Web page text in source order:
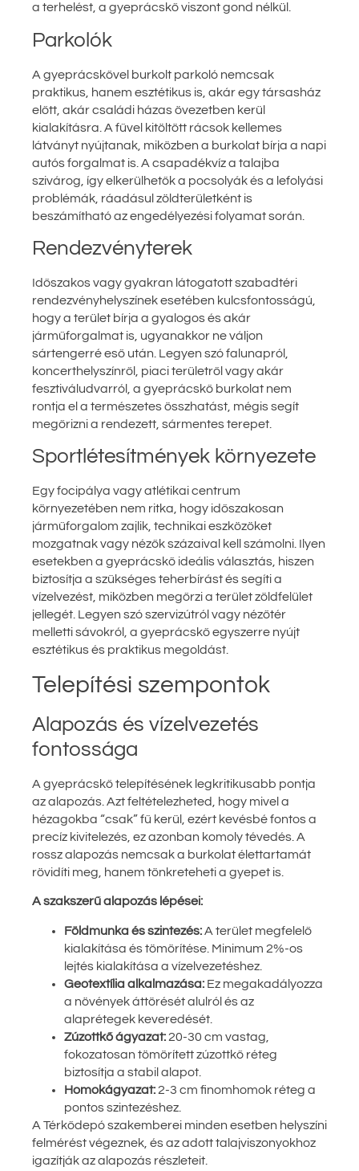
a terhelést, a gyeprácskő viszont gond nélkül.
Parkolók
A gyeprácskővel burkolt parkoló nemcsak
praktikus, hanem esztétikus is, akár egy társasház
előtt, akár családi házas övezetben kerül
kialakításra. A fűvel kitöltött rácsok kellemes
látványt nyújtanak, miközben a burkolat bírja a napi
autós forgalmat is. A csapadékvíz a talajba
szivárog, így elkerülhetők a pocsolyák és a lefolyási
problémák, ráadásul zöldterületként is
beszámítható az engedélyezési folyamat során.
Rendezvényterek
Időszakos vagy gyakran látogatott szabadtéri
rendezvényhelyszínek esetében kulcsfontosságú,
hogy a terület bírja a gyalogos és akár
járműforgalmat is, ugyanakkor ne váljon
sártengerré eső után. Legyen szó falunapról,
koncerthelyszínről, piaci területről vagy akár
fesztiváludvarról, a gyeprácskő burkolat nem
rontja el a természetes összhatást, mégis segít
megőrizni a rendezett, sármentes terepet.
Sportlétesítmények környezete
Egy focipálya vagy atlétikai centrum
környezetében nem ritka, hogy időszakosan
járműforgalom zajlik, technikai eszközöket
mozgatnak vagy nézők százaival kell számolni. Ilyen
esetekben a gyeprácskő ideális választás, hiszen
biztosítja a szükséges teherbírást és segíti a
vízelvezést, miközben megőrzi a terület zöldfelület
jellegét. Legyen szó szervizútról vagy nézőtér
melletti sávokról, a gyeprácskő egyszerre nyújt
esztétikus és praktikus megoldást.
Telepítési szempontok
Alapozás és vízelvezetés
fontossága
A gyeprácskő telepítésének legkritikusabb pontja
az alapozás. Azt feltételezheted, hogy mivel a
hézagokba “csak” fű kerül, ezért kevésbé fontos a
precíz kivitelezés, ez azonban komoly tévedés. A
rossz alapozás nemcsak a burkolat élettartamát
rövidíti meg, hanem tönkreteheti a gyepet is.
A szakszerű alapozás lépései:
Földmunka és szintezés:A terület megfelelő
kialakítása és tömörítése. Minimum 2%-os
lejtés kialakítása a vízelvezetéshez.
Geotextília alkalmazása: Ez megakadályozza
a növények áttörését alulról és az
alaprétegek keveredését.
Zúzottkő ágyazat:20-30 cm vastag,
fokozatosan tömörített zúzottkő réteg
biztosítja a stabil alapot.
Homokágyazat:2-3 cm finomhomok réteg a
pontos szintezéshez.
A Térkődepó szakemberei minden esetben helyszíni
felmérést végeznek, és az adott talajviszonyokhoz
igazítják az alapozás részleteit.